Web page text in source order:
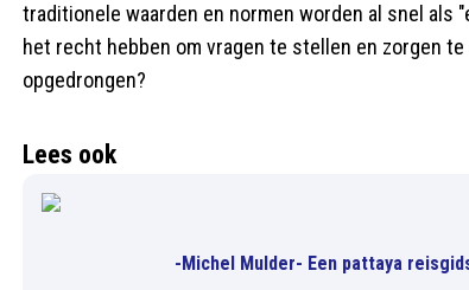
traditionele waarden en normen worden al snel
het recht hebben om vragen te stellen en zorgen
opgedrongen?
Lees ook
-Michel Mulder- Een pattaya